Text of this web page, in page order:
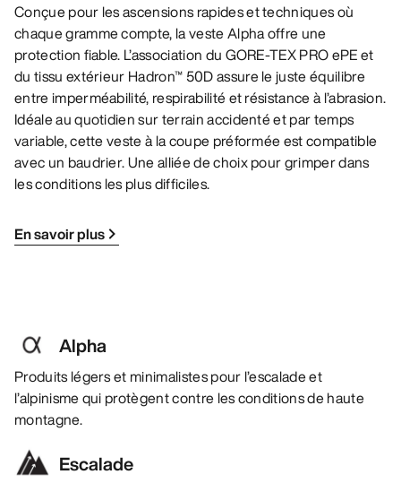
Conçue pour les ascensions rapides et techniques où
chaque gramme compte, la veste Alpha offre une
protection fiable. L’association du GORE-TEX PRO ePE et
du tissu extérieur Hadron™ 50D assure le juste équilibre
entre imperméabilité, respirabilité et résistance à l’abrasion.
Idéale au quotidien sur terrain accidenté et par temps
variable, cette veste à la coupe préformée est compatible
avec un baudrier. Une alliée de choix pour grimper dans
les conditions les plus difficiles.
En savoir plus
Alpha
Produits légers et minimalistes pour l’escalade et
l’alpinisme qui protègent contre les conditions de haute
montagne.
Escalade